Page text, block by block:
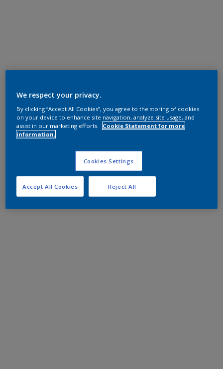
We respect your privacy.
By clicking “Accept All Cookies”, you agree to the storing of cookies
on your device to enhance site navigation, analyze site usage, and
assist in our marketing efforts.
Cookie Statement for more
information.
Cookies Settings
Reject All
Accept All Cookies